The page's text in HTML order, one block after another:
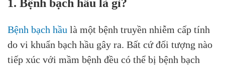
1. Bệnh bạch hầu là gì?
Bệnh bạch hầu là một bệnh truyền nhiễm cấp tính
do vi khuẩn bạch hầu gây ra. Bất cứ đối tượng nào
tiếp xúc với mầm bệnh đều có thể bị bệnh bạch